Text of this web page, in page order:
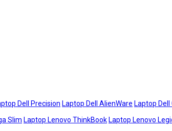
Dell Precision Laptop Dell AlienWare Laptop Dell
Slim Laptop Lenovo ThinkBook Laptop Lenovo